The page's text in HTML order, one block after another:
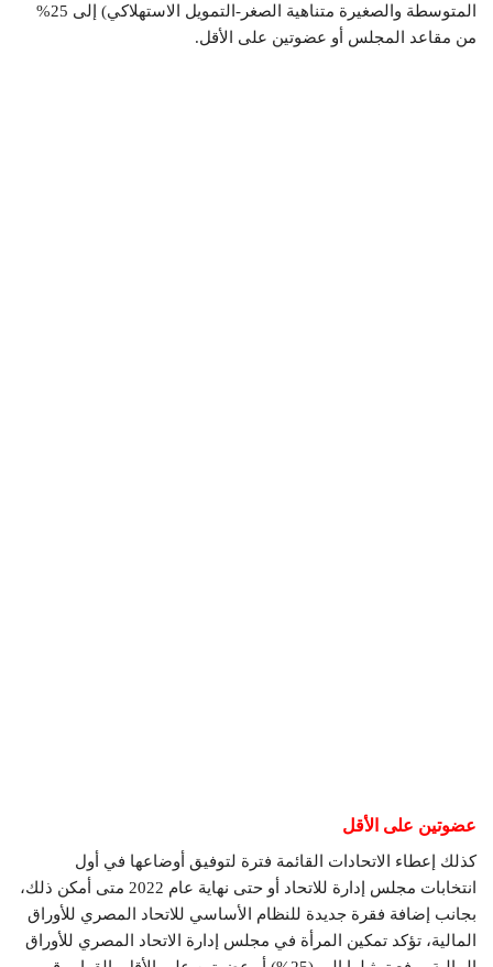
المتوسطة والصغيرة متناهية الصغر-التمويل الاستهلاكي) إلى 25%
من مقاعد المجلس أو عضوتين على الأقل.
عضوتين على الأقل
كذلك إعطاء الاتحادات القائمة فترة لتوفيق أوضاعها في أول
انتخابات مجلس إدارة للاتحاد أو حتى نهاية عام 2022 متى أمكن ذلك،
بجانب إضافة فقرة جديدة للنظام الأساسي للاتحاد المصري للأوراق
المالية، تؤكد تمكين المرأة في مجلس إدارة الاتحاد المصري للأوراق